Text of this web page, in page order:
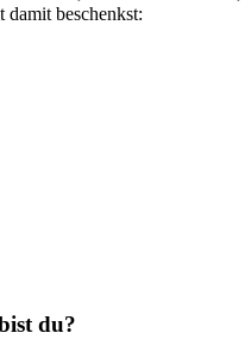
beschenkst:
du?